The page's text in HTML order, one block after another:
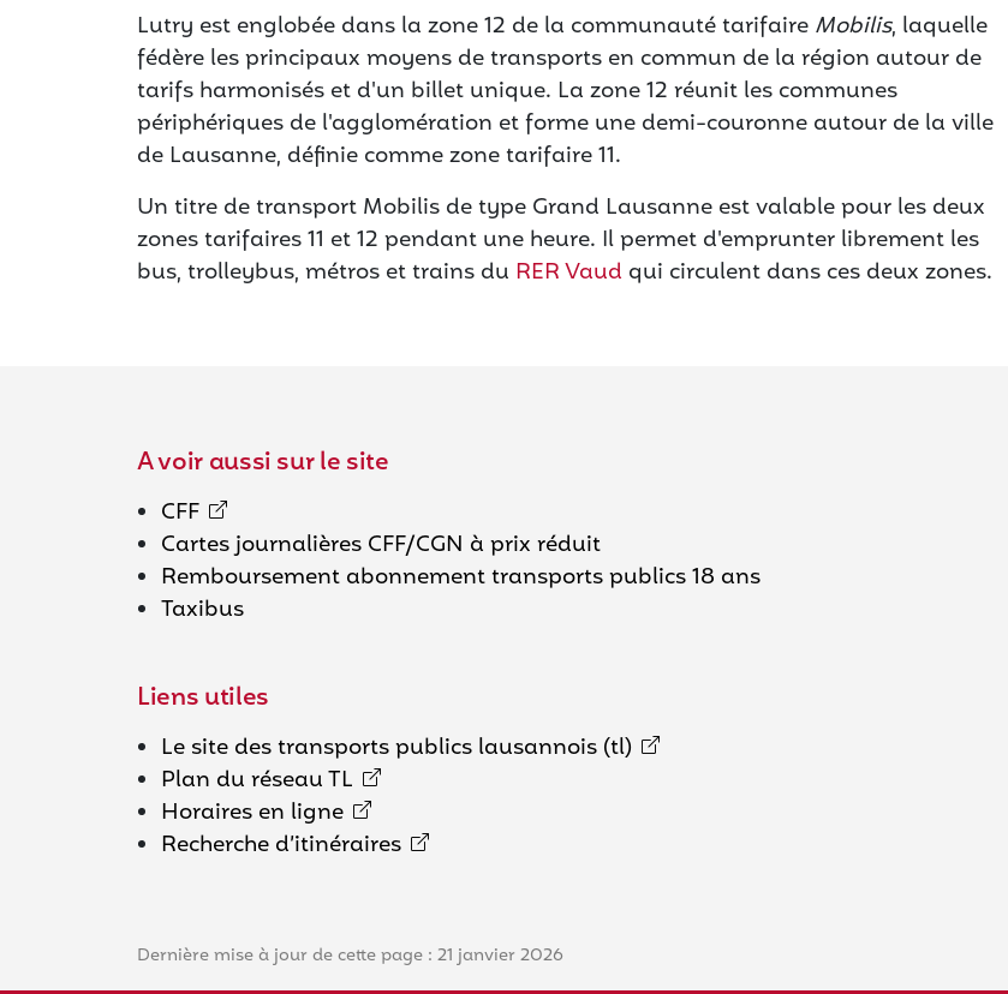
Lutry est englobée dans la zone 12 de la communauté tarifaire Mobilis, laquelle
fédère les principaux moyens de transports en commun de la région autour de
tarifs harmonisés et d'un billet unique. La zone 12 réunit les communes
périphériques de l'agglomération et forme une demi-couronne autour de la ville
de Lausanne, définie comme zone tarifaire 11.
Un titre de transport Mobilis de type Grand Lausanne est valable pour les deux
zones tarifaires 11 et 12 pendant une heure. Il permet d'emprunter librement les
bus, trolleybus, métros et trains du RER Vaud qui circulent dans ces deux zones.
A voir aussi sur le site
CFF
Cartes journalières CFF/CGN à prix réduit
Remboursement abonnement transports publics 18 ans
Taxibus
Liens utiles
Le site des transports publics lausannois (tl)
Plan du réseau TL
Horaires en ligne
Recherche d’itinéraires
Dernière mise à jour de cette page : 21 janvier 2026